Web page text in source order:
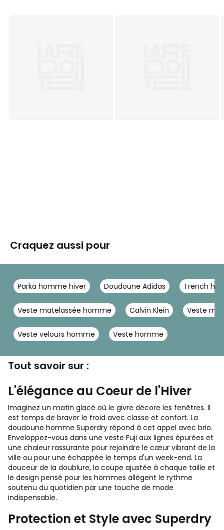
Craquez aussi pour
Parka homme hiver Doudoune Adidas Trench
Veste matelassée homme Calvin Klein Veste
Veste velours homme Veste homme
Tout savoir sur :
L'élégance au Coeur de l'Hiver
Imaginez un matin glacé où le givre décore les fenêtres. Il
est temps de braver le froid avec classe et confort. La
doudoune homme Superdry répond à cet appel avec brio.
Enveloppez-vous dans une veste Fuji aux lignes épurées et
une chaleur rassurante pour rejoindre le cœur vibrant de la
ville ou pour une échappée le temps d'un week-end. La
douceur de la doublure, la coupe ajustée à chaque taille et
le design pensé pour les hommes allègent le rythme
soutenu du quotidien par une touche de mode
indispensable.
Protection et Style avec Superdry